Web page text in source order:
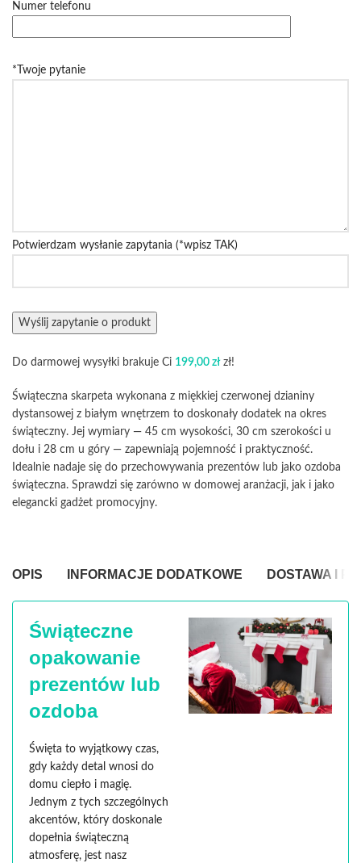
Numer telefonu
*Twoje pytanie
Potwierdzam wysłanie zapytania (*wpisz TAK)
Do darmowej wysyłki brakuje Ci 199,00 złzł!
Świąteczna skarpeta wykonana z miękkiej czerwonej dzianiny
dystansowej z białym wnętrzem to doskonały dodatek na okres
świąteczny. Jej wymiary — 45 cm wysokości, 30 cm szerokości u
dołu i 28 cm u góry — zapewniają pojemność i praktyczność.
Idealnie nadaje się do przechowywania prezentów lub jako ozdoba
świąteczna. Sprawdzi się zarówno w domowej aranżacji, jak i jako
elegancki gadżet promocyjny.
OPIS INFORMACJE DODATKOWE DOSTAWA I
Świąteczne
opakowanie
prezentów lub
ozdoba
Święta to wyjątkowy czas,
gdy każdy detal wnosi do
domu ciepło i magię.
Jednym z tych szczególnych
akcentów, który doskonale
dopełnia świąteczną
atmosferę, jest nasz